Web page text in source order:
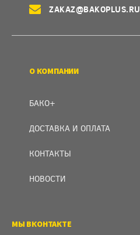
ZAKAZ@BAKOPLUS.RU
О КОМПАНИИ
БАКО+
ДОСТАВКА И ОПЛАТА
КОНТАКТЫ
НОВОСТИ
МЫ ВКОНТАКТЕ